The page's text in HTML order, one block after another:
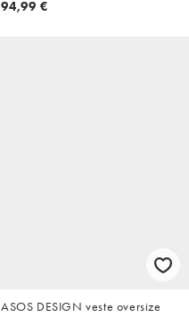
94,99 €
ASOS DESIGN veste oversize